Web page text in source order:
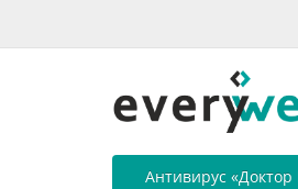
Антивирус «Доктор